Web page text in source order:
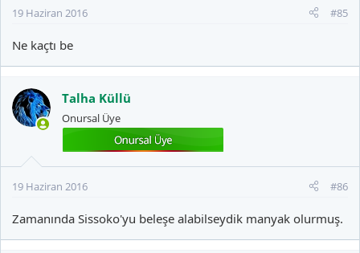
19 Haziran 2016 #85
Ne kaçtı be
Talha Küllü
Onursal Üye
19 Haziran 2016 #86
Zamanında Sissoko'yu beleşe alabilseydik manyak olurmuş.